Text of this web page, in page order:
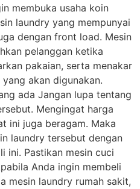
membuka usaha koin
laundry yang mempunyai
dengan front load. Mesin
pelanggan ketika
pakaian, serta menakar
akan digunakan.
ada Jangan lupa tentang
Mengingat harga
ini juga beragam. Maka
laundry tersebut dengan
ini. Pastikan mesin cuci
Anda ingin membeli
mesin laundry rumah sakit,